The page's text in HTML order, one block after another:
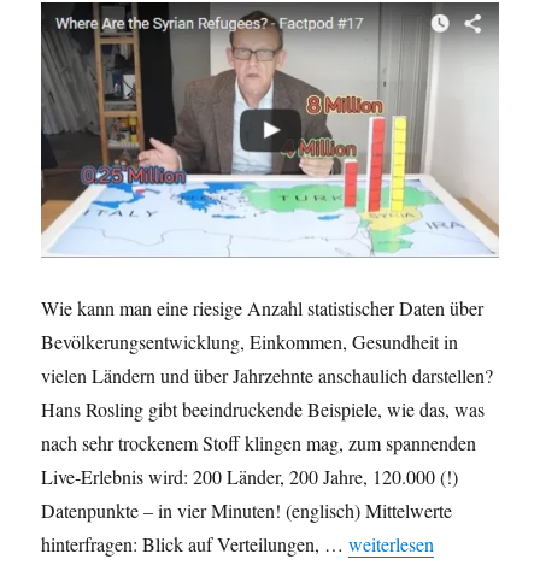
Wie kann man eine riesige Anzahl statistischer Daten über
Bevölkerungsentwicklung, Einkommen, Gesundheit in
vielen Ländern und über Jahrzehnte anschaulich darstellen?
Hans Rosling gibt beeindruckende Beispiele, wie das, was
nach sehr trockenem Stoff klingen mag, zum spannenden
Live-Erlebnis wird: 200 Länder, 200 Jahre, 120.000 (!)
Datenpunkte – in vier Minuten! (englisch) Mittelwerte
hinterfragen: Blick auf Verteilungen, …„Statistik als Live-
weiterlesen